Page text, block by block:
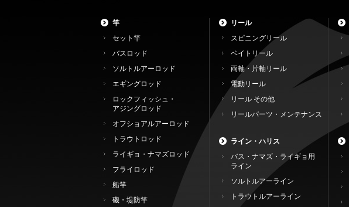
竿
セット竿
バスロッド
ソルトルアーロッド
エギングロッド
ロックフィッシュ・
アジングロッド
オフショアルアーロッド
トラウトロッド
ライギョ・ナマズロッド
フライロッド
船竿
磯・堤防竿
リール
スピニングリール
ベイトリール
両軸・片軸リール
電動リール
リール その他
リールパーツ・メンテナンス
ライン・ハリス
バス・ナマズ・ライギョ用
ライン
ソルトルアーライン
トラウトルアーライン